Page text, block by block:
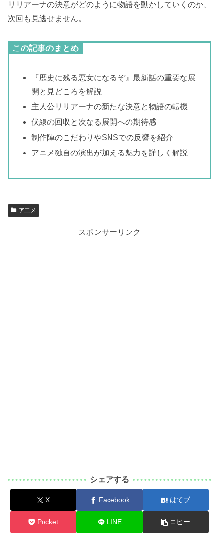
リリアーナの決意がどのように物語を動かしていくのか、
次回も見逃せません。
この記事のまとめ
『歴史に残る悪女になるぞ』最新話の重要な展
開と見どころを解説
主人公リリアーナの新たな決意と物語の転機
伏線の回収と次なる展開への期待感
制作陣のこだわりやSNSでの反響を紹介
アニメ独自の演出が加える魅力を詳しく解説
ア二メ
スポンサーリンク
シェアする
X Facebook はてブ
Pocket LINE コピー